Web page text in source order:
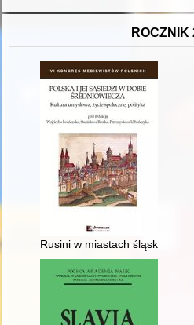
ROCZNIK
Rusini w miastach śląskich w